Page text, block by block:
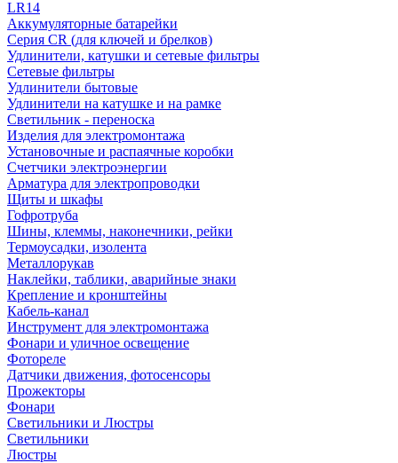
LR14
Аккумуляторные батарейки
Серия CR (для ключей и брелков)
Удлинители, катушки и сетевые фильтры
Сетевые фильтры
Удлинители бытовые
Удлинители на катушке и на рамке
Светильник - переноска
Изделия для электромонтажа
Установочные и распаячные коробки
Счетчики электроэнергии
Арматура для электропроводки
Щиты и шкафы
Гофротруба
Шины, клеммы, наконечники, рейки
Термоусадки, изолента
Металлорукав
Наклейки, таблики, аварийные знаки
Крепление и кронштейны
Кабель-канал
Инструмент для электромонтажа
Фонари и уличное освещение
Фотореле
Датчики движения, фотосенсоры
Прожекторы
Фонари
Светильники и Люстры
Светильники
Люстры